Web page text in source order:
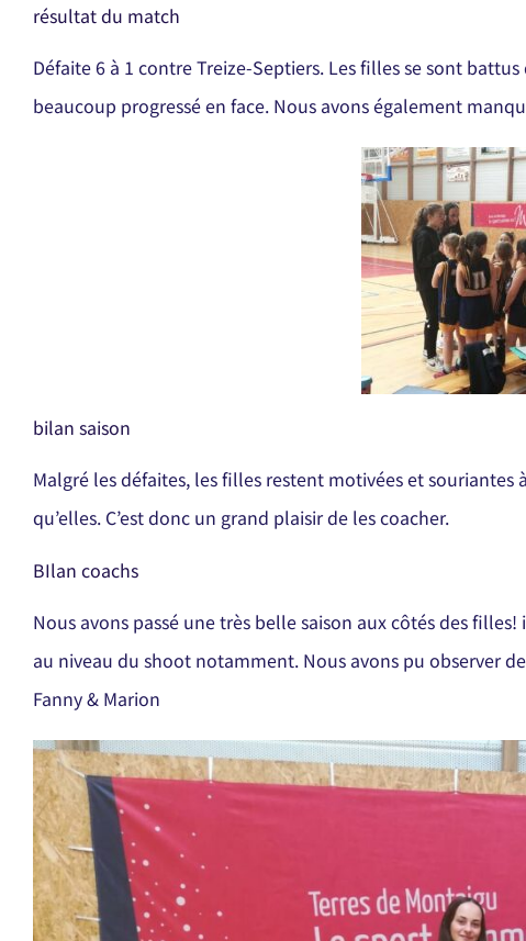
résultat du match
Défaite 6 à 1 contre Treize-Septiers. Les filles se sont
beaucoup progressé en face. Nous avons également
bilan saison
Malgré les défaites, les filles restent motivées et
qu’elles. C’est donc un grand plaisir de les coacher.
BIlan coachs
Nous avons passé une très belle saison aux côtés des
au niveau du shoot notamment. Nous avons pu observer
Fanny & Marion